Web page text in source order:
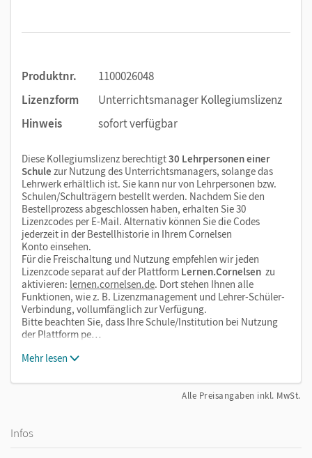
Produktnr.
1100026048
Lizenzform
Unterrichtsmanager Kollegiumslizenz
Hinweis
sofort verfügbar
Diese Kollegiumslizenz berechtigt30 Lehrpersonen einer
Schule zur Nutzung des Unterrichtsmanagers, solange das
Lehrwerk erhältlich ist. Sie kann nur von Lehrpersonen bzw.
Schulen/Schulträgern bestellt werden. Nachdem Sie den
Bestellprozess abgeschlossen haben, erhalten Sie 30
Lizenzcodes per E-Mail. Alternativ können Sie die Codes
jederzeit in der Bestellhistorie in Ihrem Cornelsen
Konto einsehen.
Für die Freischaltung und Nutzung empfehlen wir jeden
Lizenzcode separat auf der Plattform Lernen.Cornelsen zu
aktivieren: lernen.cornelsen.de. Dort stehen Ihnen alle
Funktionen, wie z. B. Lizenzmanagement und Lehrer-Schüler-
Verbindung, vollumfänglich zur Verfügung.
Bitte beachten Sie, dass Ihre Schule/Institution bei Nutzung
der Plattform pe…
Mehr lesen
Alle Preisangaben inkl. MwSt.
Infos